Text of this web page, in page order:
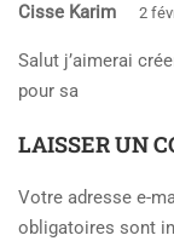
Cisse Karim 2
Salut j’aimerai
pour sa
LAISSER UN
Votre adresse e-
obligatoires sont